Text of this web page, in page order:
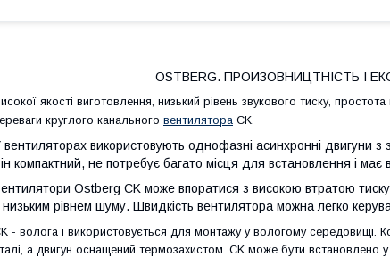
OSTBERG. ПРОИЗОВНИЦТНІСТЬ І
якості виготовлення, низький рівень звукового тиску,
круглого канального вентилятора CK.
вентиляторах використовують однофазні асинхронні двигуни з
компактний, не потребує багато місця для встановлення і має
Ostberg CK може впоратися з високою втратою
низьким рівнем шуму. Швидкість вентилятора можна легко
- волога і використовується для монтажу у вологому середовищі.
а двигун оснащений термозахистом. CK може бути встановлено у